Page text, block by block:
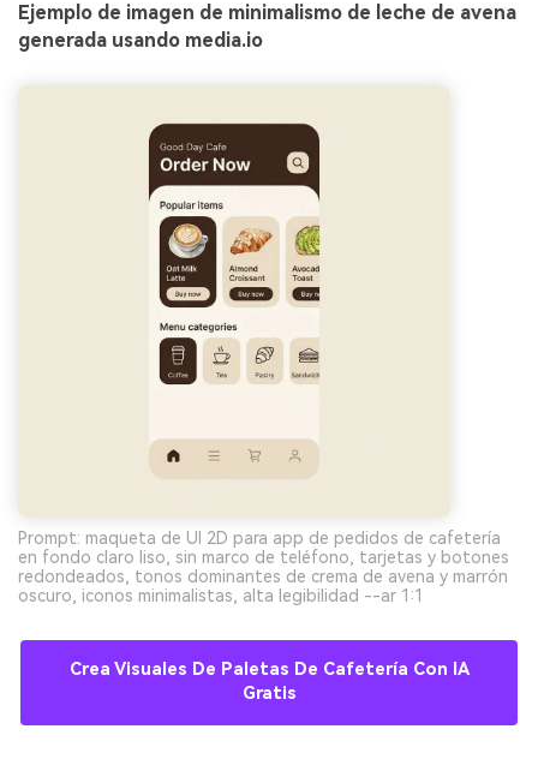
Ejemplo de imagen de minimalismo de leche de avena
generada usando media.io
Prompt: maqueta de UI 2D para app de pedidos de cafetería
en fondo claro liso, sin marco de teléfono, tarjetas y botones
redondeados, tonos dominantes de crema de avena y marrón
oscuro, iconos minimalistas, alta legibilidad --ar 1:1
Crea Visuales De Paletas De Cafetería Con IA
Gratis